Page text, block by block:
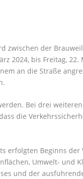
zwischen der
2024, bis Freitag,
an die Straße
Bei drei
die
erfolgten Beginns
Umwelt- und
und der